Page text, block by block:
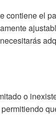
contiene el
o